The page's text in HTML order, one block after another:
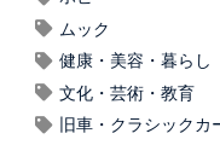
ムック
健康・美容・暮らし
文化・芸術・教育
旧車・クラシックカ